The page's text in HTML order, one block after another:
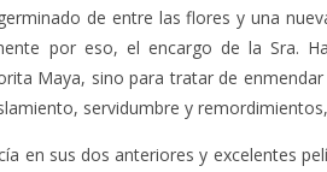
de entre las flores y una
por eso, el encargo de la Sra.
Maya, sino para tratar de
servidumbre y
en sus dos anteriores y excelentes